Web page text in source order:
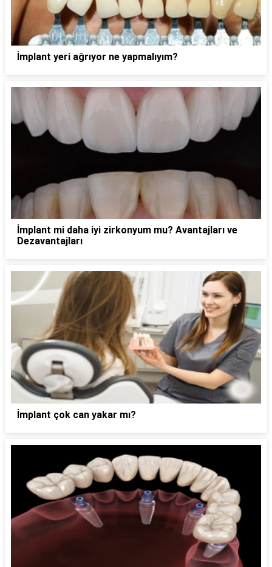
İmplant yeri ağrıyor ne yapmalıyım?
İmplant mi daha iyi zirkonyum mu? Avantajları ve
Dezavantajları
İmplant çok can yakar mı?